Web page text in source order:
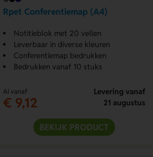
Rpet Conferentiemap (A4)
Notitieblok met 20 vellen
Leverbaar in diverse kleuren
Conferentiemap bedrukken
Bedrukken vanaf 10 stuks
Al vanaf
€ 9,12
Levering vanaf
21 augustus
BEKIJK PRODUCT